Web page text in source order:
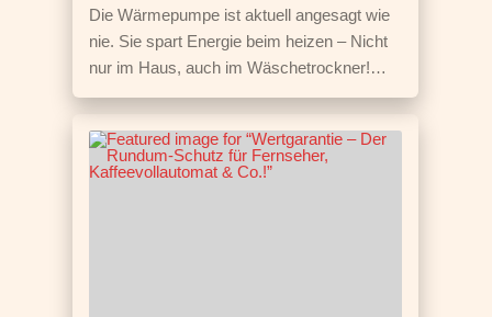
Die Wärmepumpe ist aktuell angesagt wie
nie. Sie spart Energie beim heizen – Nicht
nur im Haus, auch im Wäschetrockner!…